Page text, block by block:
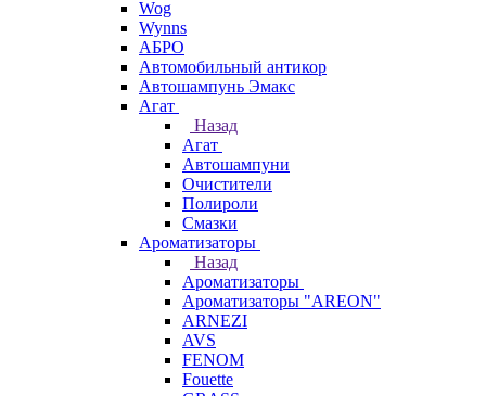
Wog
Wynns
АБРО
Автомобильный антикор
Автошампунь Эмакс
Агат
Назад
Агат
Автошампуни
Очистители
Полироли
Смазки
Ароматизаторы
Назад
Ароматизаторы
Ароматизаторы "AREON"
ARNEZI
AVS
FENOM
Fouette